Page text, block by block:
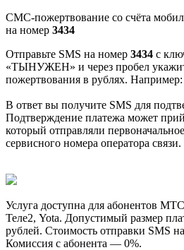
СМС-пожертвование со счёта
на номер 3434
Отправьте SMS на номер 3434 с
«ТЫНУЖЕН» и через пробел
пожертвования в рублях.
В ответ вы получите SMS для
Подтверждение платежа может
который отправляли
сервисного номера оператора связи.
Услуга доступна для абонентов
Теле2, Yota. Допустимый размер
рублей. Стоимость отправки SMS
Комиссия с абонента — 0%.